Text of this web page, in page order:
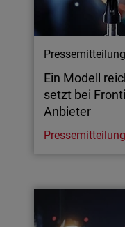
Pressemitteilung
Ein Modell
setzt bei
Anbieter